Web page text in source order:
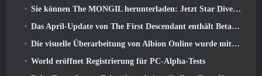
Sie können The MONGIL herunterladen: Jetzt Star Dive-Client
Das April-Update von The First Descendant enthält Beta-Versionen neuer Endgame-Inhalte
Die visuelle Überarbeitung von Albion Online wurde mit dem heutigen Start des Radiant Wilds-Updates eingestellt
World eröffnet Registrierung für PC-Alpha-Tests